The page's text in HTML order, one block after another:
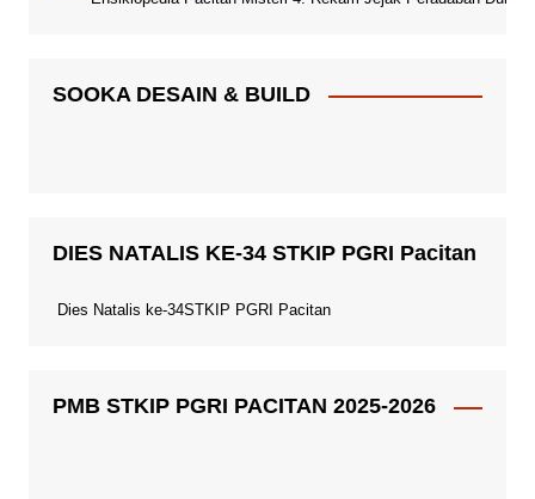
SOOKA DESAIN & BUILD
DIES NATALIS KE-34 STKIP PGRI Pacitan
Dies Natalis ke-34STKIP PGRI Pacitan
PMB STKIP PGRI PACITAN 2025-2026